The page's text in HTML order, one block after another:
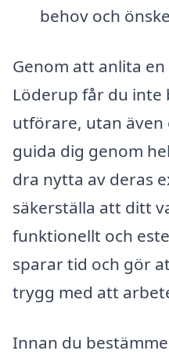
behov och
Genom att anlita
Löderup får du inte
utförare, utan även
guida dig genom
dra nytta av deras
säkerställa att ditt
funktionellt och
sparar tid och gör
trygg med att
Innan du